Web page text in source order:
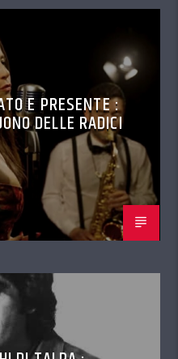
E PRESENTE :
DELLE RADICI